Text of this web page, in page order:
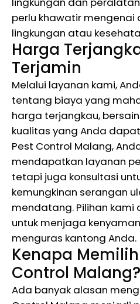
perlu khawatir mengenai
lingkungan atau
Harga
Terjamin
Melalui layanan kami,
tentang biaya yang
harga terjangkau,
kualitas yang Anda
Pest Control Malang,
mendapatkan layanan
tetapi juga konsultasi
kemungkinan serangan
mendatang. Pilihan kami
untuk menjaga
menguras kantong Anda.
Kenapa
Control Malang?
Ada banyak alasan